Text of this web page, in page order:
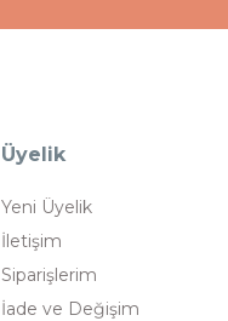
Üyelik
Yeni Üyelik
İletişim
Siparişlerim
İade ve Değişim